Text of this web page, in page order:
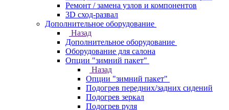
Ремонт / замена узлов и компонентов
3D сход-развал
Дополнительное оборудование
Назад
Дополнительное оборудование
Оборудование для салона
Опции "зимний пакет"
Назад
Опции "зимний пакет"
Подогрев передних/задних сидений
Подогрев зеркал
Подогрев руля